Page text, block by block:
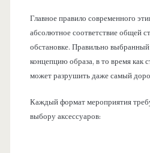
Главное правило современного
абсолютное соответствие общей
обстановке. Правильно выбранный
концепцию образа, в то время как
может разрушить даже самый
Каждый формат мероприятия
выбору аксессуаров: